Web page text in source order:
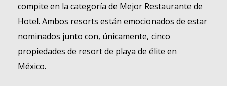
compite en la categoría de Mejor Restaurante de
Hotel. Ambos resorts están emocionados de estar
nominados junto con, únicamente, cinco
propiedades de resort de playa de élite en
México.